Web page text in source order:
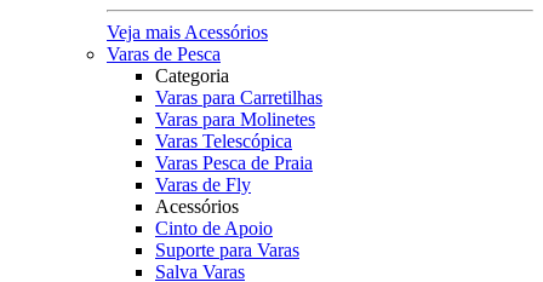
Veja mais Acessórios
Varas de Pesca
Categoria
Varas para Carretilhas
Varas para Molinetes
Varas Telescópica
Varas Pesca de Praia
Varas de Fly
Acessórios
Cinto de Apoio
Suporte para Varas
Salva Varas